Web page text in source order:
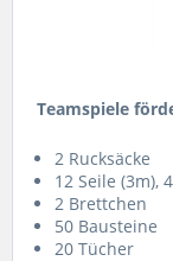
Teamspiele
2 Rucksäcke
12 Seile (3m),
2 Brettchen
50 Bausteine
20 Tücher